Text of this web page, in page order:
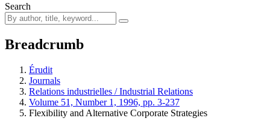
Search
Breadcrumb
Érudit
Journals
Relations industrielles / Industrial Relations
Volume 51, Number 1, 1996, pp. 3-237
Flexibility and Alternative Corporate Strategies